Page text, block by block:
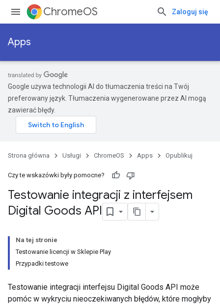
ChromeOS Zaloguj się
Apps
Google używa technologii AI do tłumaczenia treści na Twój
preferowany język. Tłumaczenia wygenerowane przez AI mogą
zawierać błędy.
Strona główna Usługi ChromeOS Apps Opublikuj
Czy te wskazówki były pomocne?
Testowanie integracji z interfejsem
Digital Goods API
Na tej stronie
Testowanie licencji w Sklepie Play
Przypadki testowe
Testowanie integracji interfejsu Digital Goods API może
pomóc w wykryciu nieoczekiwanych błędów, które mogłyby